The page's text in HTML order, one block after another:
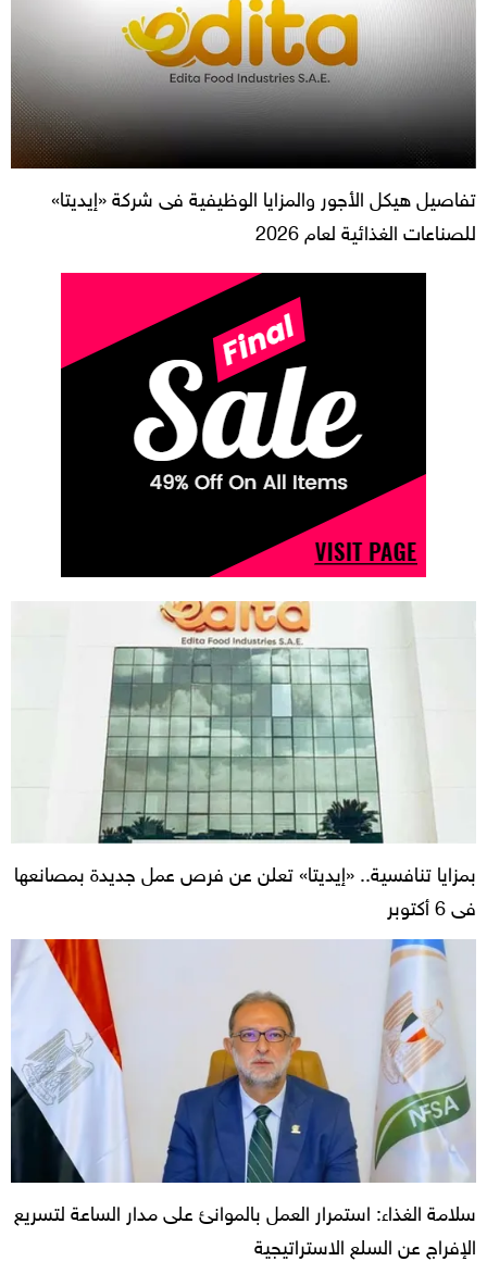
تفاصيل هيكل الأجور والمزايا الوظيفية فى شركة «إيديتا»
للصناعات الغذائية لعام 2026
بمزايا تنافسية.. «إيديتا» تعلن عن فرص عمل جديدة بمصانعها
فى 6 أكتوبر
سلامة الغذاء: استمرار العمل بالموانئ على مدار الساعة لتسريع
الإفراج عن السلع الاستراتيجية